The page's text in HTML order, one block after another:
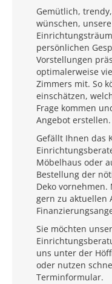
Gemütlich,
wünschen,
persönlichen
Vorstellungen
optimalerweise
Zimmers mit. So
einschätzen,
Frage kommen
Angebot erstellen.
Gefällt Ihnen das
Möbelhaus oder
Bestellung der
Deko
gern zu aktuellen
Sie möchten
uns unter der
oder nutzen
Terminformular.